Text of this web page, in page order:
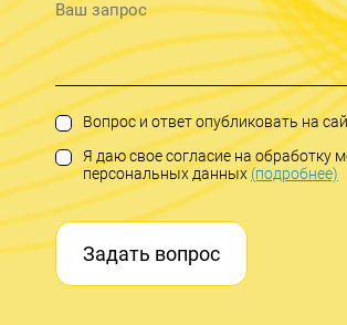
Вопрос и ответ опубликовать на
Я даю свое согласие на обработку
персональных данных(подробнее)
Задать вопрос